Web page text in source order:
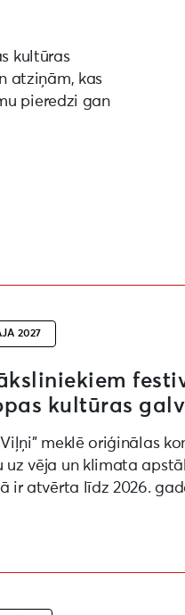
kultūras
atziņām, kas
pieredzi gan
2027
kultūras
Viļņi” meklē oriģinālas
uz vēja un klimata
ir atvērta līdz 2026.